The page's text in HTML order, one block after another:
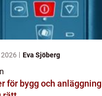
Eva Sjöberg
för bygg och anläggning så